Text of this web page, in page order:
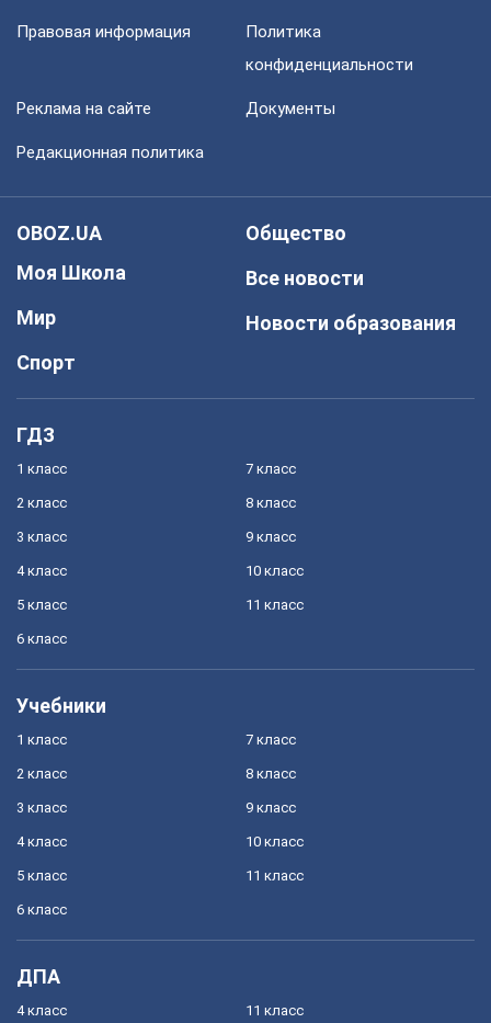
Правовая информация
Политика
конфиденциальности
Реклама на сайте Документы
Редакционная политика
OBOZ.UA
Моя Школа
Мир
Спорт
Общество
Все новости
Новости образования
ГДЗ
1 класс
2 класс
3 класс
4 класс
5 класс
6 класс
7 класс
8 класс
9 класс
10 класс
11 класс
Учебники
1 класс
2 класс
3 класс
4 класс
5 класс
6 класс
7 класс
8 класс
9 класс
10 класс
11 класс
ДПА
4 класс 11 класс